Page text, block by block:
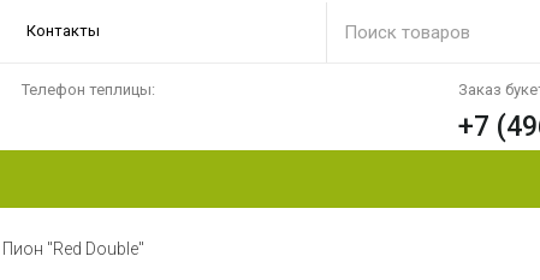
Контакты
Телефон теплицы: Заказ
+7
Пион "Red Double"